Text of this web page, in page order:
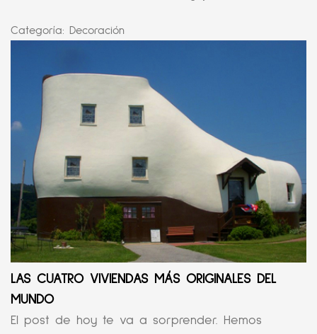
Categoría: Decoración
LAS CUATRO VIVIENDAS MÁS ORIGINALES DEL
MUNDO
El post de hoy te va a sorprender. Hemos